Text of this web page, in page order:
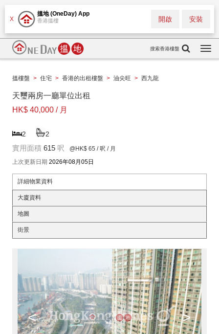
X
搵地 (OneDay) App
香港搵樓 安裝
開啟
搜索香港樓盤
搵樓盤 > 住宅 > 香港的出租樓盤 > 油尖旺 > 西九龍
天璽兩房一廳單位出租
HK$ 40,000 / 月
2 2
實用面積 615 呎 @HK$ 65 / 呎 / 月
上次更新日期 2026年08月05日
詳細物業資料
大廈資料
地圖
街景
< >